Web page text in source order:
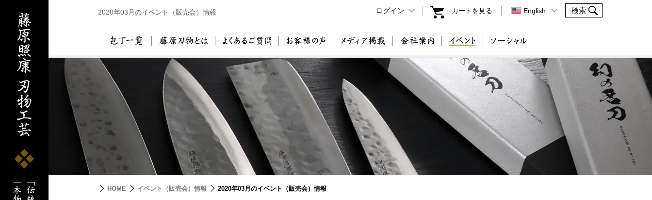
2020年03月のイベント（販売会）情報 ログイン カートを見る English
包丁一覧 藤原刃物とは よくあるご質問 お客様の声 メディア掲載 会社案内 イベント
HOME イベント（販売会）情報 2020年03月のイベント（販売会）情報